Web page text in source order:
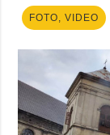
FOTO, VIDEO